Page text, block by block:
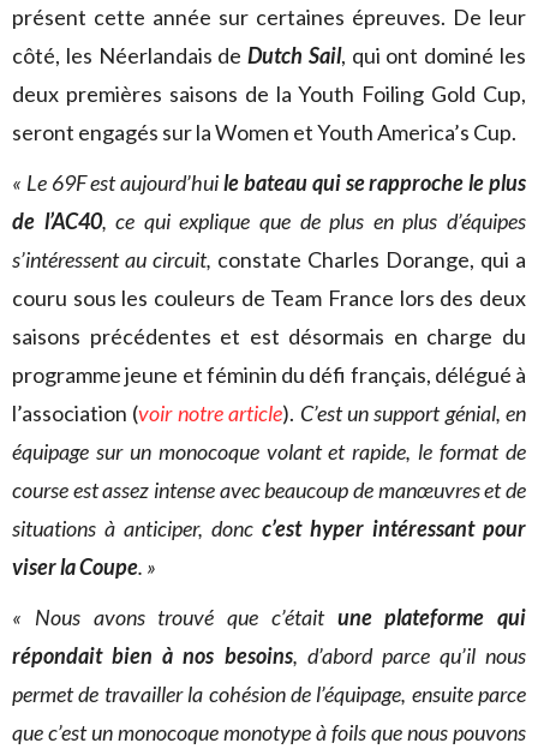
présent cette année sur certaines épreuves. De leur
côté, les Néerlandais deDutch Sail, qui ont dominé les
deux premières saisons de la Youth Foiling Gold Cup,
seront engagés sur la Women et Youth America’s Cup.
« Le 69F est aujourd’huile bateau qui se rapproche le plus
de l’AC40, ce qui explique que de plus en plus d’équipes
s’intéressent au circuit, constate Charles Dorange, qui a
couru sous les couleurs de Team France lors des deux
saisons précédentes et est désormais en charge du
programme jeune et féminin du défi français, délégué à
l’association (voir notre article). C’est un support génial, en
équipage sur un monocoque volant et rapide, le format de
course est assez intense avec beaucoup de manœuvres et de
situations à anticiper, donc c’est hyper intéressant pour
viser la Coupe. »
« Nous avons trouvé que c’était une plateforme qui
répondait bien à nos besoins, d’abord parce qu’il nous
permet de travailler la cohésion de l’équipage, ensuite parce
que c’est un monocoque monotype à foils que nous pouvons